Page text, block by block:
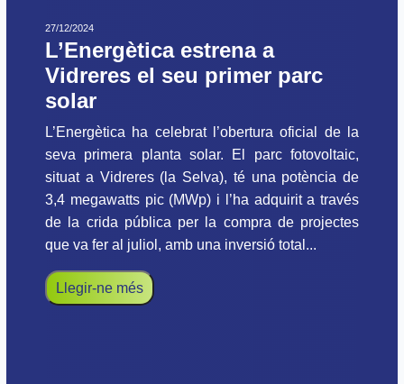
27/12/2024
L’Energètica estrena a
Vidreres el seu primer parc
solar
L’Energètica ha celebrat l’obertura oficial de la
seva primera planta solar. El parc fotovoltaic,
situat a Vidreres (la Selva), té una potència de
3,4 megawatts pic (MWp) i l’ha adquirit a través
de la crida pública per la compra de projectes
que va fer al juliol, amb una inversió total...
Llegir-ne més